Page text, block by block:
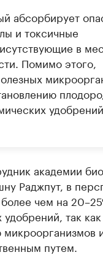
абсорбирует
и токсичные
в
Помимо этого,
академии
Раджпут, в
чем на
так
микроорганизмов
путем.